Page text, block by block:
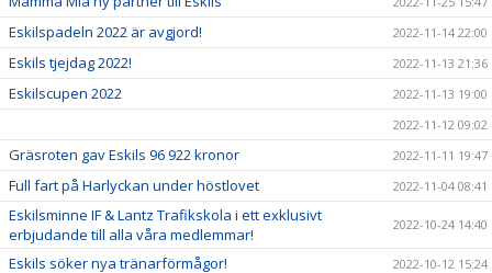
Eskilspadeln 2022 är avgjord! 2022-11-14 22:00
Eskils tjejdag 2022! 2022-11-13 21:36
Eskilscupen 2022
2022-11-13 19:00
2022-11-12 09:02
Gräsroten gav Eskils 96 922 kronor 2022-11-11 19:47
Full fart på Harlyckan under höstlovet 2022-11-04 08:41
Eskilsminne IF & Lantz Trafikskola i ett exklusivt
erbjudande till alla våra medlemmar!
2022-10-24 14:40
Eskils söker nya tränarförmågor! 2022-10-12 15:24